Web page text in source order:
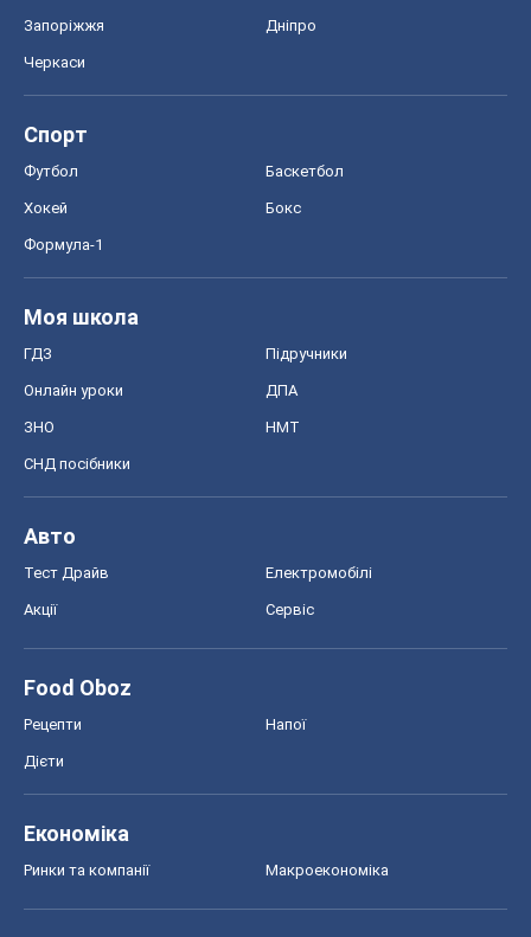
Запоріжжя Дніпро
Черкаси
Спорт
Футбол Баскетбол
Хокей Бокс
Формула-1
Моя школа
ГДЗ Підручники
Онлайн уроки ДПА
ЗНО НМТ
СНД посібники
Авто
Тест Драйв Електромобілі
Акції Сервіс
Food Oboz
Рецепти Напої
Дієти
Економіка
Ринки та компанії Макроекономіка